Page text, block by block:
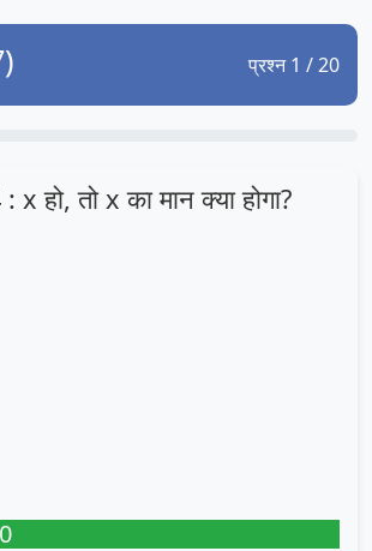
प्रश्न 1 / 20
हो, तो x का मान क्या होगा?